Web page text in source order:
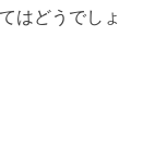
はどうでしょ